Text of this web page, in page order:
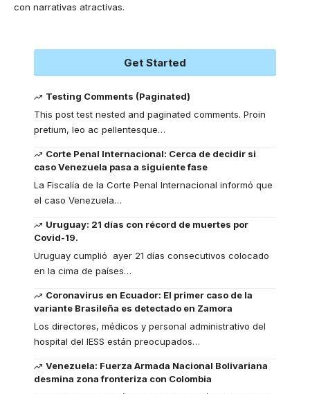
con narrativas atractivas.
Get Started
Testing Comments (Paginated)
This post test nested and paginated comments. Proin
pretium, leo ac pellentesque…
Corte Penal Internacional: Cerca de decidir si
caso Venezuela pasa a siguiente fase
La Fiscalía de la Corte Penal Internacional informó que
el caso Venezuela…
Uruguay: 21 días con récord de muertes por
Covid-19.
Uruguay cumplió ayer 21 días consecutivos colocado
en la cima de países…
Coronavirus en Ecuador: El primer caso de la
variante Brasileña es detectado en Zamora
Los directores, médicos y personal administrativo del
hospital del IESS están preocupados…
Venezuela: Fuerza Armada Nacional Bolivariana
desmina zona fronteriza con Colombia